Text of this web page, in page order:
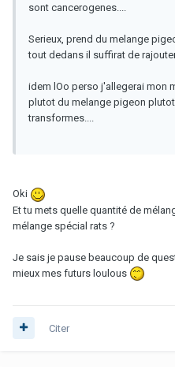
sont cancerogenes....
Serieux, prend du melange
tout dedans il suffirat de
idem lOo perso j'allegerai mon
plutot du melange pigeon
transformes....
Oki
Et tu mets quelle quantité de
mélange spécial rats ?
Je sais je pause beaucoup de
mieux mes futurs loulous
Citer